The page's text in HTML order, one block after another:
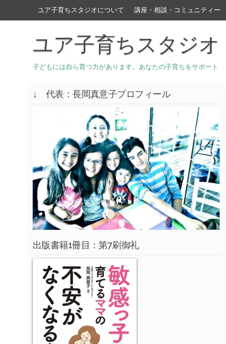
ユア子育ちスタジオについて 講座・相談・コミュニティー
ユア子育ちスタジオ
子どもには自ら育つ力があります。あなたの子育ちをサポート
↓ 代表：長岡真意子プロフィール
出版書籍1冊目：第7刷御礼